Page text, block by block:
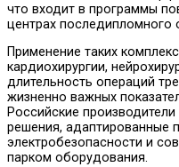
что входит в программы
центрах последипломного
Применение таких
кардиохирургии,
длительность операций
жизненно важных
Российские
решения, адаптированные
электробезопасности и
парком оборудования.